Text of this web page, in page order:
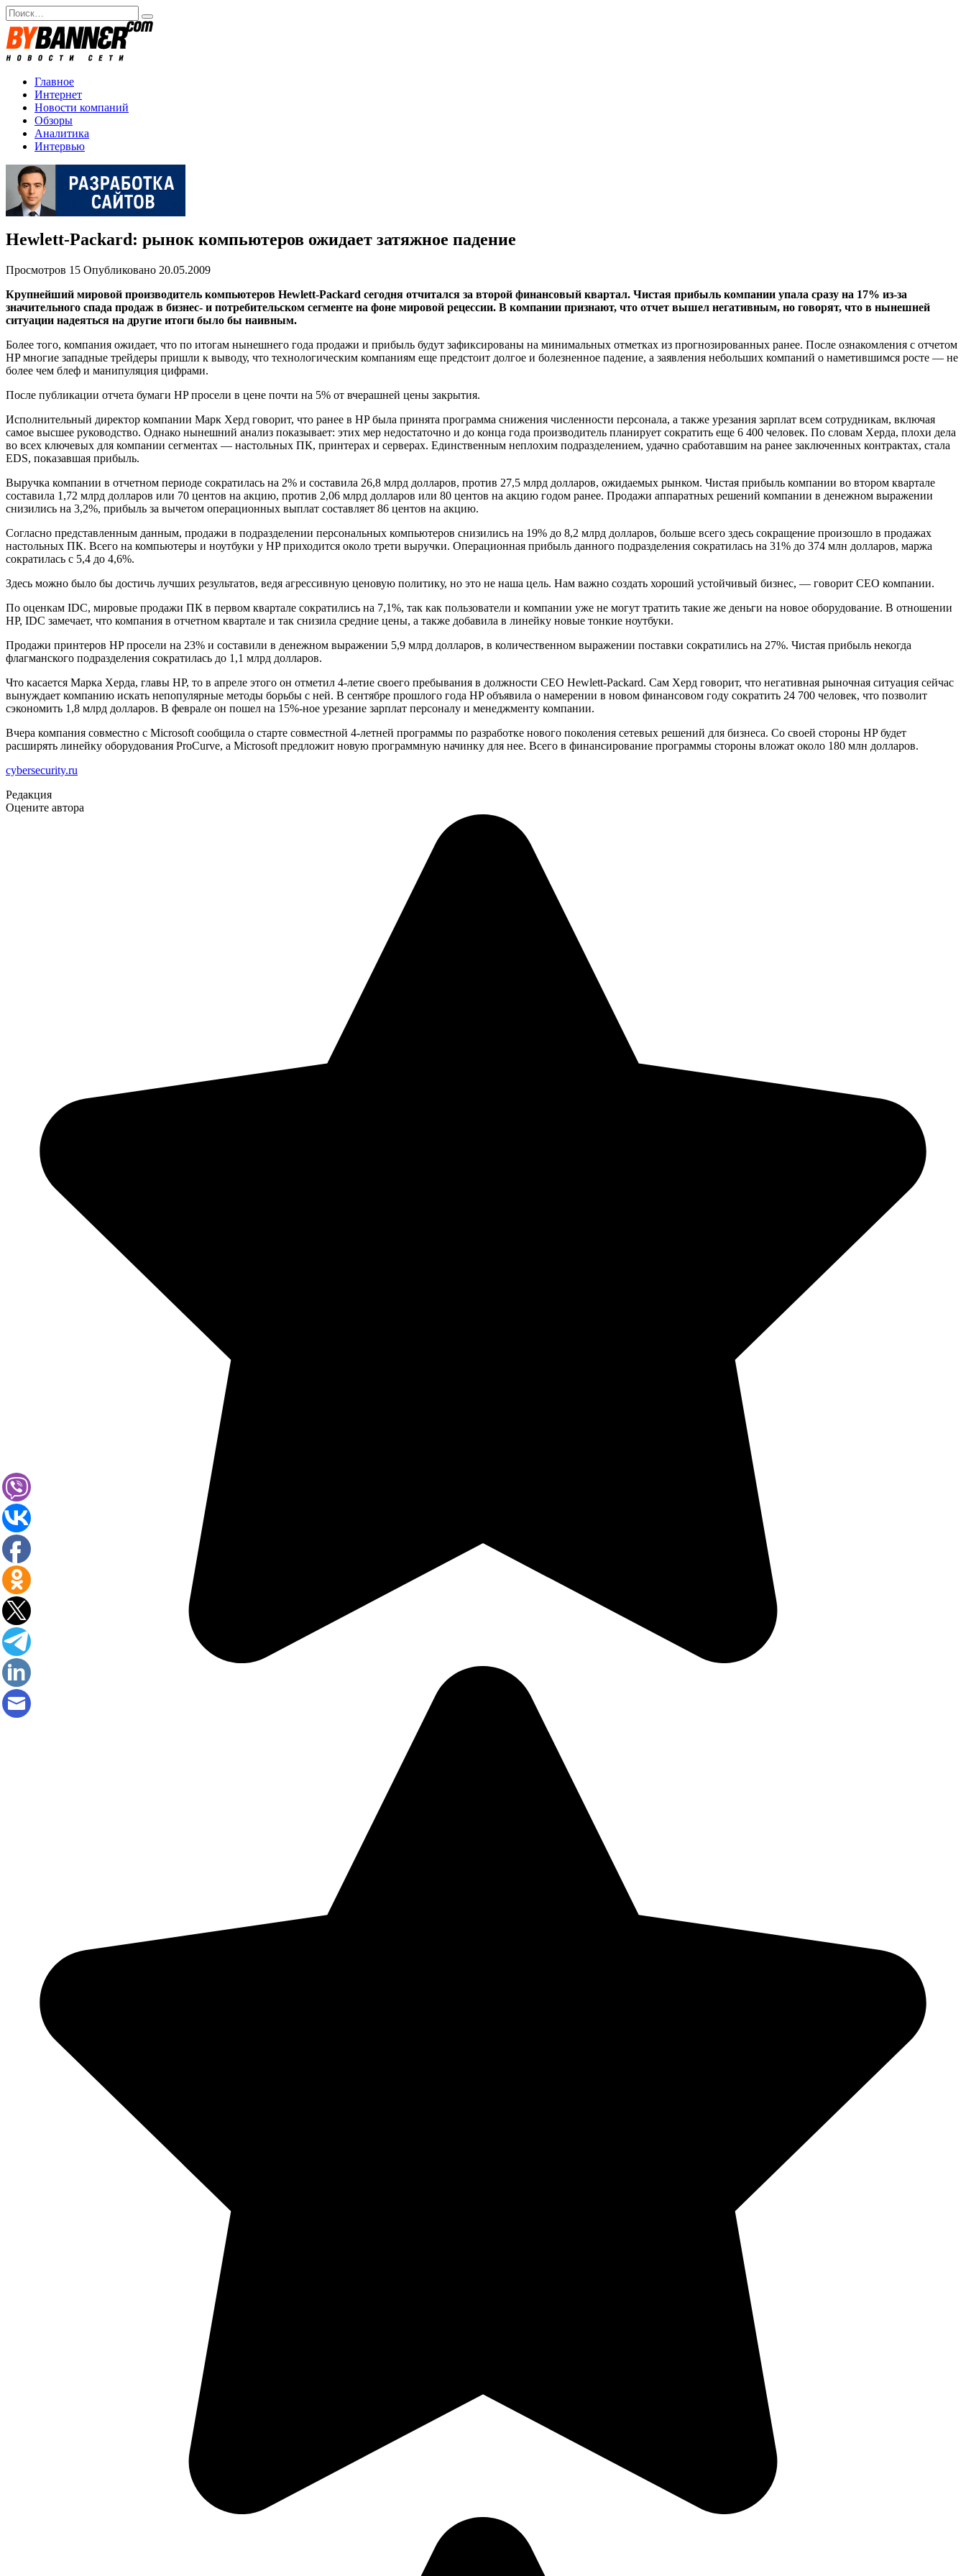
Перейти
к
содержанию
Search
for:
Главное
Интернет
Новости компаний
Обзоры
Аналитика
Интервью
Hewlett-Packard: рынок компьютеров ожидает затяжное падение
Просмотров 15 Опубликовано 20.05.2009
Крупнейший мировой производитель компьютеров Hewlett-Packard сегодня отчитался за второй финансовый квартал. Чистая прибыль компании упала сразу на 17% из-за
значительного спада продаж в бизнес- и потребительском сегменте на фоне мировой рецессии. В компании признают, что отчет вышел негативным, но говорят, что в нынешней
ситуации надеяться на другие итоги было бы наивным.
Более того, компания ожидает, что по итогам нынешнего года продажи и прибыль будут зафиксированы на минимальных отметках из прогнозированных ранее. После ознакомления с отчетом
HP многие западные трейдеры пришли к выводу, что технологическим компаниям еще предстоит долгое и болезненное падение, а заявления небольших компаний о наметившимся росте — не
более чем блеф и манипуляция цифрами.
После публикации отчета бумаги HP просели в цене почти на 5% от вчерашней цены закрытия.
Исполнительный директор компании Марк Херд говорит, что ранее в HP была принята программа снижения численности персонала, а также урезания зарплат всем сотрудникам, включая
самое высшее руководство. Однако нынешний анализ показывает: этих мер недостаточно и до конца года производитель планирует сократить еще 6 400 человек. По словам Херда, плохи дела
во всех ключевых для компании сегментах — настольных ПК, принтерах и серверах. Единственным неплохим подразделением, удачно сработавшим на ранее заключенных контрактах, стала
EDS, показавшая прибыль.
Выручка компании в отчетном периоде сократилась на 2% и составила 26,8 млрд долларов, против 27,5 млрд долларов, ожидаемых рынком. Чистая прибыль компании во втором квартале
составила 1,72 млрд долларов или 70 центов на акцию, против 2,06 млрд долларов или 80 центов на акцию годом ранее. Продажи аппаратных решений компании в денежном выражении
снизились на 3,2%, прибыль за вычетом операционных выплат составляет 86 центов на акцию.
Согласно представленным данным, продажи в подразделении персональных компьютеров снизились на 19% до 8,2 млрд долларов, больше всего здесь сокращение произошло в продажах
настольных ПК. Всего на компьютеры и ноутбуки у HP приходится около трети выручки. Операционная прибыль данного подразделения сократилась на 31% до 374 млн долларов, маржа
сократилась с 5,4 до 4,6%.
Здесь можно было бы достичь лучших результатов, ведя агрессивную ценовую политику, но это не наша цель. Нам важно создать хороший устойчивый бизнес, — говорит CEO компании.
По оценкам IDC, мировые продажи ПК в первом квартале сократились на 7,1%, так как пользователи и компании уже не могут тратить такие же деньги на новое оборудование. В отношении
HP, IDC замечает, что компания в отчетном квартале и так снизила средние цены, а также добавила в линейку новые тонкие ноутбуки.
Продажи принтеров HP просели на 23% и составили в денежном выражении 5,9 млрд долларов, в количественном выражении поставки сократились на 27%. Чистая прибыль некогда
флагманского подразделения сократилась до 1,1 млрд долларов.
Что касается Марка Херда, главы HP, то в апреле этого он отметил 4-летие своего пребывания в должности CEO Hewlett-Packard. Сам Херд говорит, что негативная рыночная ситуация сейчас
вынуждает компанию искать непопулярные методы борьбы с ней. В сентябре прошлого года HP объявила о намерении в новом финансовом году сократить 24 700 человек, что позволит
сэкономить 1,8 млрд долларов. В феврале он пошел на 15%-ное урезание зарплат персоналу и менеджменту компании.
Вчера компания совместно с Microsoft сообщила о старте совместной 4-летней программы по разработке нового поколения сетевых решений для бизнеса. Со своей стороны HP будет
расширять линейку оборудования ProCurve, а Microsoft предложит новую программную начинку для нее. Всего в финансирование программы стороны вложат около 180 млн долларов.
cybersecurity.ru
Редакция
Оцените автора